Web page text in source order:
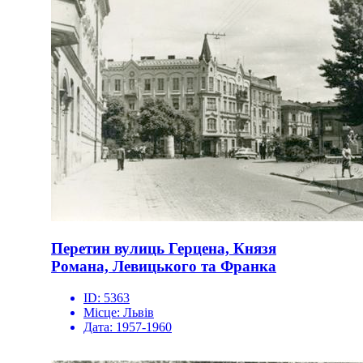
Перетин вулиць Герцена, Князя
Романа, Левицького та Франка
ID: 5363
Місце: Львів
Дата: 1957-1960